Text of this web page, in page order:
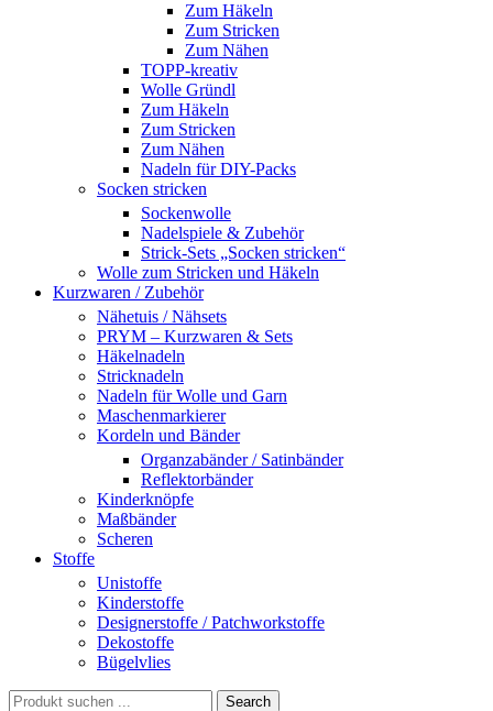
Zum Häkeln
Zum Stricken
Zum Nähen
TOPP-kreativ
Wolle Gründl
Zum Häkeln
Zum Stricken
Zum Nähen
Nadeln für DIY-Packs
Socken stricken
Sockenwolle
Nadelspiele & Zubehör
Strick-Sets „Socken stricken“
Wolle zum Stricken und Häkeln
Kurzwaren / Zubehör
Nähetuis / Nähsets
PRYM – Kurzwaren & Sets
Häkelnadeln
Stricknadeln
Nadeln für Wolle und Garn
Maschenmarkierer
Kordeln und Bänder
Organzabänder / Satinbänder
Reflektorbänder
Kinderknöpfe
Maßbänder
Scheren
Stoffe
Unistoffe
Kinderstoffe
Designerstoffe / Patchworkstoffe
Dekostoffe
Bügelvlies
Search